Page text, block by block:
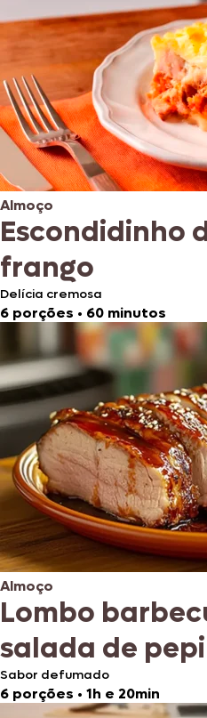
Almoço
Escondidinho
frango
Delícia cremosa
6 porções • 60 minutos
Almoço
Lombo
salada de
Sabor defumado
6 porções • 1h e 20min